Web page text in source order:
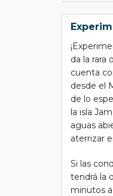
da la rara
cuenta
desde el
de lo
la isla
aguas
aterrizar
Si las
tendrá la
minutos